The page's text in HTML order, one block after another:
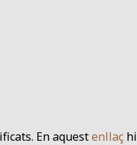
En aquestenllaç hi